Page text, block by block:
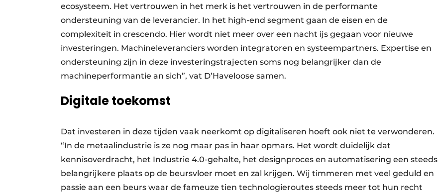
ecosysteem. Het vertrouwen in het merk is het vertrouwen in de performante
ondersteuning van de leverancier. In het high-end segment gaan de eisen en de
complexiteit in crescendo. Hier wordt niet meer over een nacht ijs gegaan voor nieuwe
investeringen. Machineleveranciers worden integratoren en systeempartners. Expertise en
ondersteuning zijn in deze investeringstrajecten soms nog belangrijker dan de
machineperformantie an sich”, vat D’Haveloose samen.
Digitale toekomst
Dat investeren in deze tijden vaak neerkomt op digitaliseren hoeft ook niet te verwonderen.
“In de metaalindustrie is ze nog maar pas in haar opmars. Het wordt duidelijk dat
kennisoverdracht, het Industrie 4.0-gehalte, het designproces en automatisering een steeds
belangrijkere plaats op de beursvloer moet en zal krijgen. Wij timmeren met veel geduld en
passie aan een beurs waar de fameuze tien technologieroutes steeds meer tot hun recht